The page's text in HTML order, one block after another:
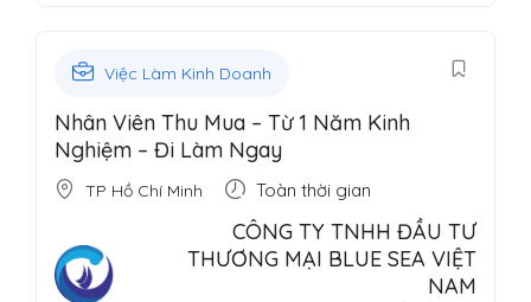
Việc Làm Kinh Doanh
Nhân Viên Thu Mua – Từ 1 Năm Kinh
Nghiệm – Đi Làm Ngay
TP Hồ Chí Minh Toàn thời gian
CÔNG TY TNHH ĐẦU TƯ
THƯƠNG MẠI BLUE SEA VIỆT
NAM